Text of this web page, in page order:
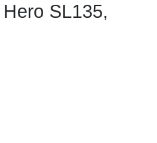
SL135,